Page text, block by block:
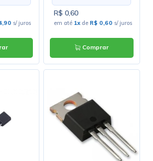
s/ juros
R$ 0,60
em até 1x de R$ 0,60 s/ juros
Comprar